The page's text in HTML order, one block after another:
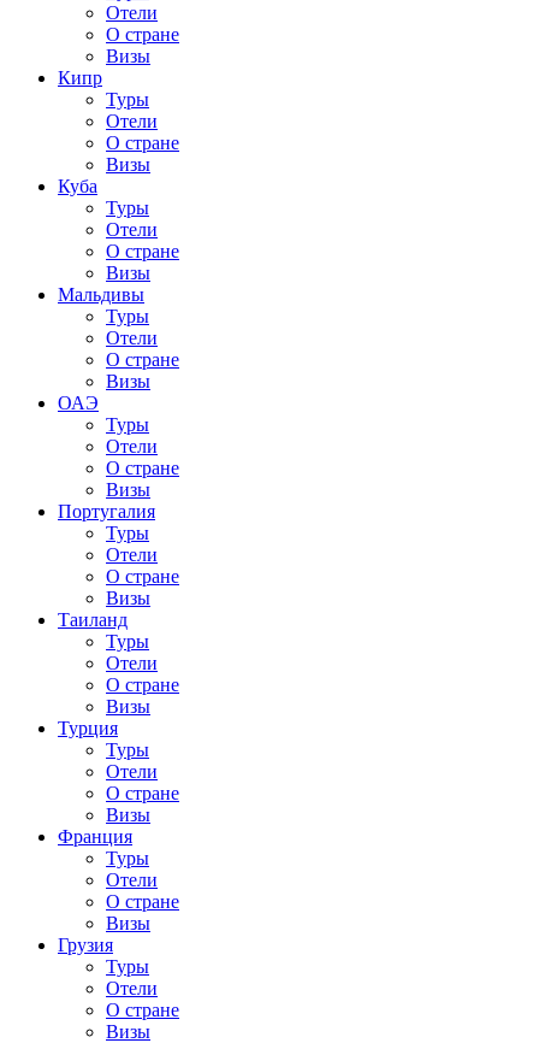
Отели
О стране
Визы
Кипр
Туры
Отели
О стране
Визы
Куба
Туры
Отели
О стране
Визы
Мальдивы
Туры
Отели
О стране
Визы
ОАЭ
Туры
Отели
О стране
Визы
Португалия
Туры
Отели
О стране
Визы
Таиланд
Туры
Отели
О стране
Визы
Турция
Туры
Отели
О стране
Визы
Франция
Туры
Отели
О стране
Визы
Грузия
Туры
Отели
О стране
Визы